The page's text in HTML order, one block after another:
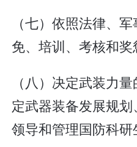
（七）依照法律、
免、培训、考核和奖
（八）决定武装力
定武器装备发展规
领导和管理国防科研